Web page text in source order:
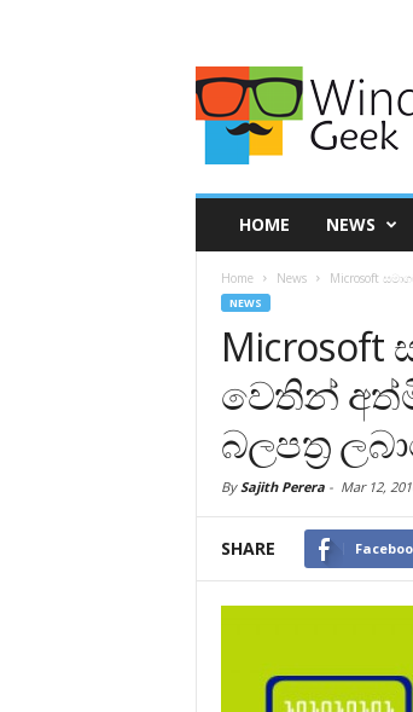
HOME NEWS
Home News Microsoft
NEWS
වෙතින්
බලපත්‍ර
BySajith Perera- Mar 12,
SHARE